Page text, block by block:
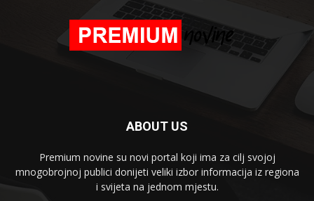
ABOUT US
Premium novine su novi portal koji ima za cilj svojoj
mnogobrojnoj publici donijeti veliki izbor informacija iz regiona
i svijeta na jednom mjestu.